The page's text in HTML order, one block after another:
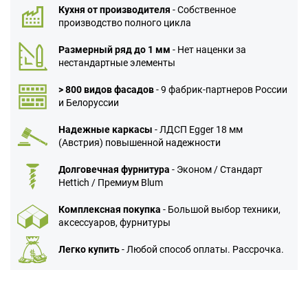
Кухня от производителя - Собственное
производство полного цикла
Размерный ряд до 1 мм - Нет наценки за
нестандартные элементы
> 800 видов фасадов- 9 фабрик-партнеров России
и Белоруссии
Надежные каркасы - ЛДСП Egger 18 мм
(Австрия) повышенной надежности
Долговечная фурнитура - Эконом / Стандарт
Hettich / Премиум Blum
Комплексная покупка - Большой выбор техники,
аксессуаров, фурнитуры
Легко купить- Любой способ оплаты. Рассрочка.